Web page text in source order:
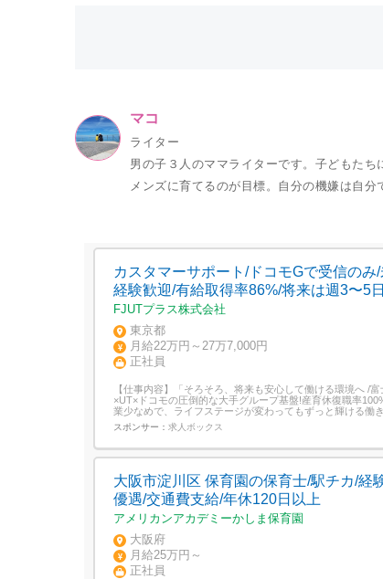
マコ
ライター
男の子３人のママライターです。子どもた
メンズに育てるのが目標。自分の機嫌は自分
カスタマーサポート/ドコモGで受信のみ/
経験歓迎/有給取得率86%/将来は週3〜5
在宅勤務
FJUTプラス株式会社
東京都
月給22万円～27万7,000円
正社員
【仕事内容】「そろそろ、将来も安心して働ける環境へ /富
×UT×ドコモの圧倒的な大手グループ基盤!産育休復職率
業少なめで、ライフステージが変わってもずっと輝ける働き
始めませんか?この求人のポイント 大手グループの安定基盤
群の働きやすさ富士通×UTグループ母体!産育休の取得・復
できる...
スポンサー： 求人ボックス
大阪市淀川区 保育園の保育士/駅チカ/経
優遇/交通費支給/年休120日以上
アメリカンアカデミーかしま保育園
大阪府
月給25万円～
正社員